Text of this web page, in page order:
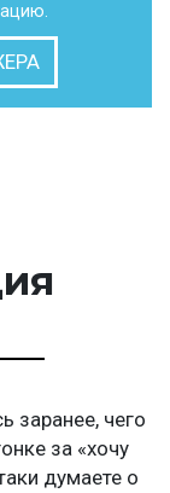
чего
за «хочу
думаете о